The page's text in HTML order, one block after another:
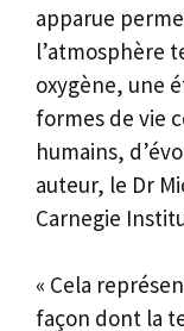
apparue
l’atmosphère
oxygène, une
formes de vie
humains,
auteur, le Dr
Carnegie
« Cela
façon dont la